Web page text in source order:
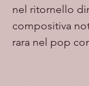
nel ritornello
compositiva
rara nel pop